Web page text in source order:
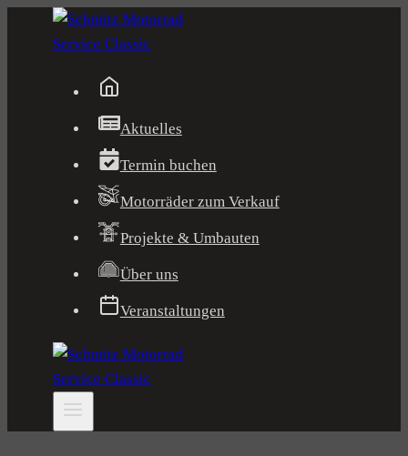
Aktuelles
Termin buchen
Motorräder zum Verkauf
Projekte & Umbauten
Über uns
Veranstaltungen